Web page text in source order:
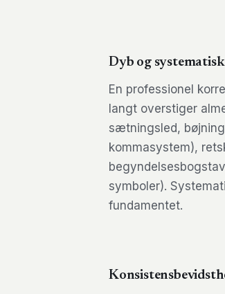
Dyb og
En professionel
langt overstiger
sætningsled,
kommasystem),
symboler).
fundamentet.